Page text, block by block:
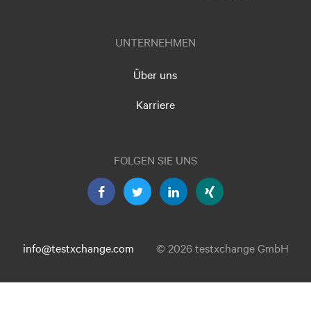
UNTERNEHMEN
Über uns
Karriere
FOLGEN SIE UNS
info@testxchange.com © 2026 testxchange GmbH